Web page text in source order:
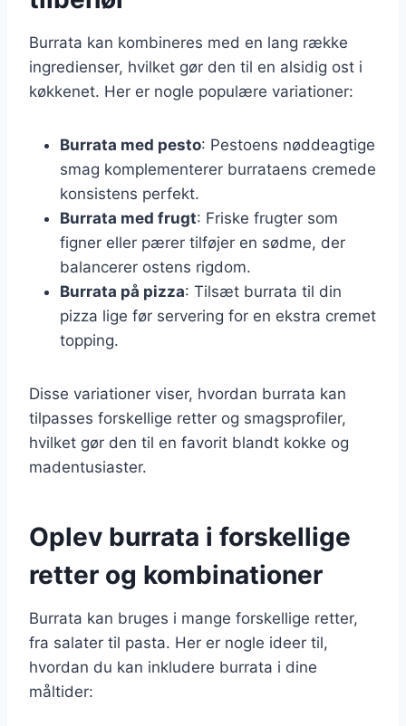
Burrata kan kombineres med en lang række
ingredienser, hvilket gør den til en alsidig ost i
køkkenet. Her er nogle populære variationer:
Burrata med pesto: Pestoens nøddeagtige
smag komplementerer burrataens cremede
konsistens perfekt.
Burrata med frugt: Friske frugter som
figner eller pærer tilføjer en sødme, der
balancerer ostens rigdom.
Burrata på pizza: Tilsæt burrata til din
pizza lige før servering for en ekstra cremet
topping.
Disse variationer viser, hvordan burrata kan
tilpasses forskellige retter og smagsprofiler,
hvilket gør den til en favorit blandt kokke og
madentusiaster.
Oplev burrata i forskellige
retter og kombinationer
Burrata kan bruges i mange forskellige retter,
fra salater til pasta. Her er nogle ideer til,
hvordan du kan inkludere burrata i dine
måltider: